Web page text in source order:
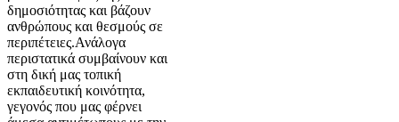
δημοσιότητας και βάζουν
ανθρώπους και θεσμούς σε
περιπέτειες.Ανάλογα
περιστατικά συμβαίνουν και
στη δική μας τοπική
εκπαιδευτική κοινότητα,
γεγονός που μας φέρνει